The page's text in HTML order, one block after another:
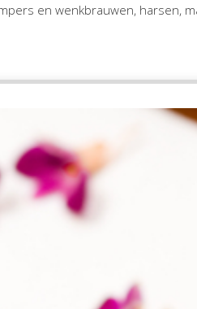
en wenkbrauwen, harsen,